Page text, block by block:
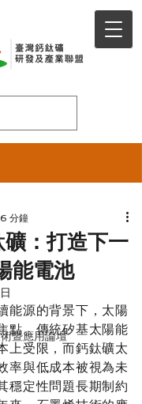
暨應用論壇
：打造下一
能電池
分鐘
能源的背景下，太陽
點。傳統矽基太陽能
上受限，而鈣鈦礦太
率與低成本被視為未
穩定性問題長期制約